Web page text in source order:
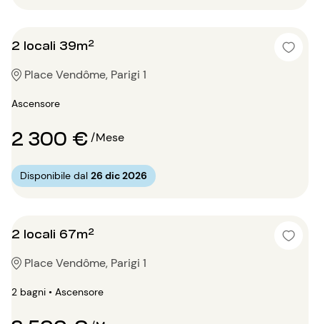
2 locali 39m²
Place Vendôme, Parigi 1
Ascensore
2 300 €/Mese
Disponibile dal 26 dic 2026
2 locali 67m²
Place Vendôme, Parigi 1
2 bagni • Ascensore